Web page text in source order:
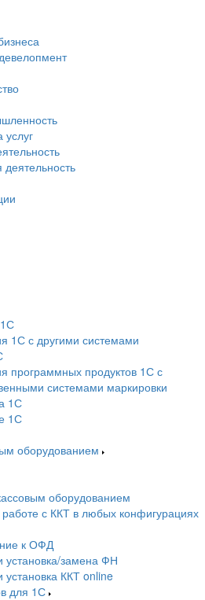
1С с другими системами
программных продуктов 1С с
системами маркировки
1С
1С
оборудованием
оборудованием
с ККТ в любых конфигурациях
к ОФД
установка/замена ФН
ККТ online
для 1С